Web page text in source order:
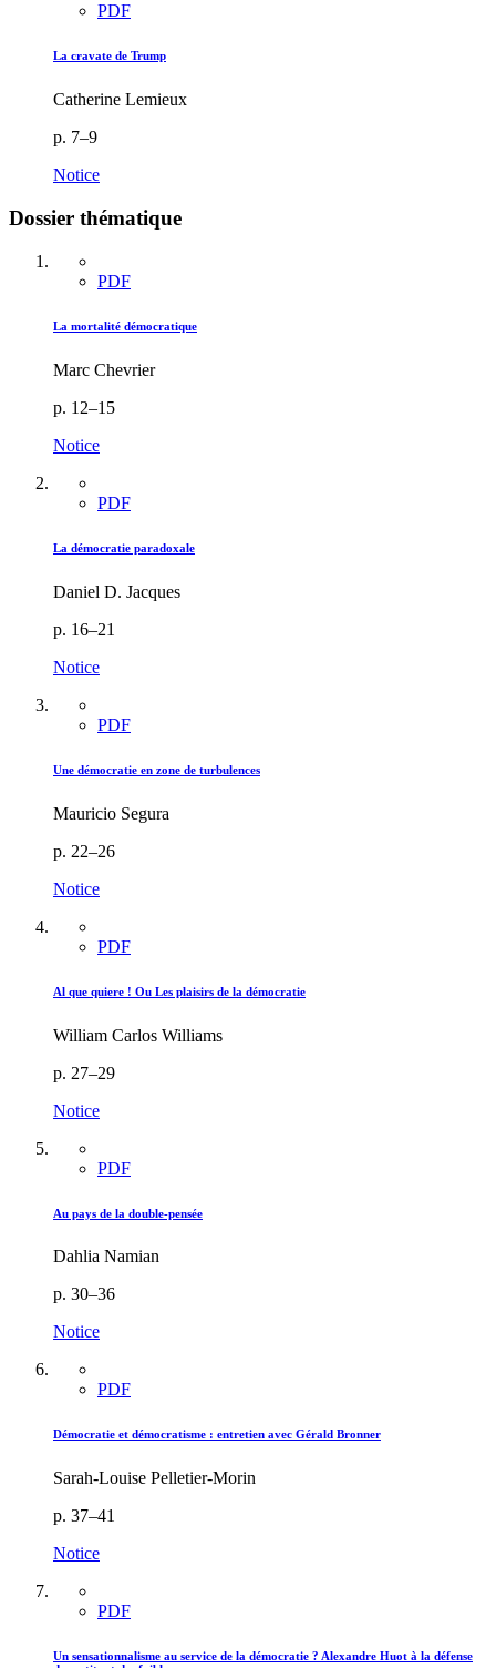
PDF
La cravate de Trump
Catherine Lemieux
p. 7–9
Notice
Dossier thématique
PDF
La mortalité démocratique
Marc Chevrier
p. 12–15
Notice
PDF
La démocratie paradoxale
Daniel D. Jacques
p. 16–21
Notice
PDF
Une démocratie en zone de turbulences
Mauricio Segura
p. 22–26
Notice
PDF
Al que quiere ! Ou Les plaisirs de la démocratie
William Carlos Williams
p. 27–29
Notice
PDF
Au pays de la double-pensée
Dahlia Namian
p. 30–36
Notice
PDF
Démocratie et démocratisme : entretien avec Gérald Bronner
Sarah-Louise Pelletier-Morin
p. 37–41
Notice
PDF
Un sensationnalisme au service de la démocratie ? Alexandre Huot à la défense